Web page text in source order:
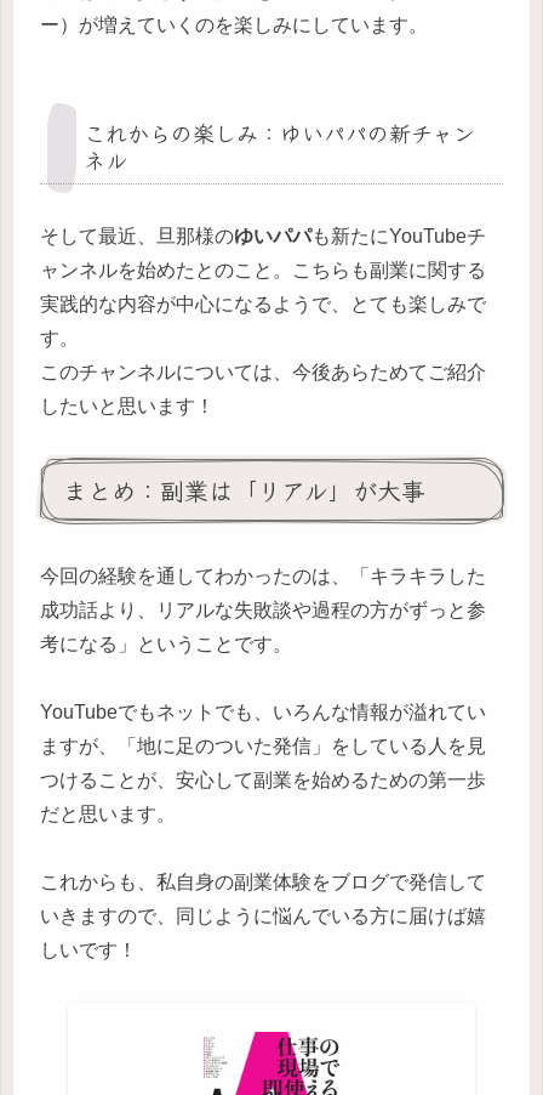
ー）が増えていくのを楽しみにしています。
これからの楽しみ：ゆいパパの新チャン
ネル
そして最近、旦那様のゆいパパも新たにYouTubeチ
ャンネルを始めたとのこと。こちらも副業に関する
実践的な内容が中心になるようで、とても楽しみで
す。
このチャンネルについては、今後あらためてご紹介
したいと思います！
まとめ：副業は「リアル」が大事
今回の経験を通してわかったのは、「キラキラした
成功話より、リアルな失敗談や過程の方がずっと参
考になる」ということです。
YouTubeでもネットでも、いろんな情報が溢れてい
ますが、「地に足のついた発信」をしている人を見
つけることが、安心して副業を始めるための第一歩
だと思います。
これからも、私自身の副業体験をブログで発信して
いきますので、同じように悩んでいる方に届けば嬉
しいです！